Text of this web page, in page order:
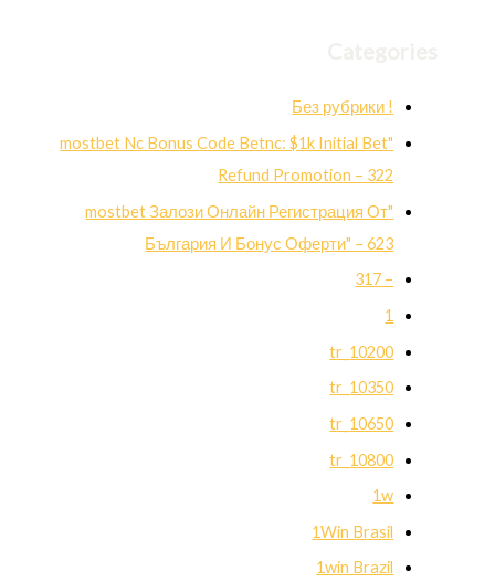
! Без рубрики
"mostbet Nc Bonus Code Betnc: $1k Initial Bet
Refund Promotion – 322
"mostbet Залози Онлайн Регистрация От
България И Бонус Оферти" – 623
– 317
1
10200_tr
10350_tr
10650_tr
10800_tr
1w
1Win Brasil
1win Brazil